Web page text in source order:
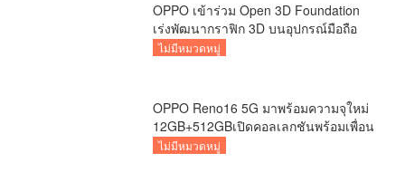
OPPO เข้าร่วม Open 3D Foundation
เร่งพัฒนากราฟิก 3D บนอุปกรณ์มือถือ
ไม่มีหมวดหมู่
OPPO Reno16 5G มาพร้อมความจุใหม่
12GB+512GBเปิดคอลเลกชันพร้อมเพื่อน
ซี้ไอคอนิกคนล่าสุด
ไม่มีหมวดหมู่